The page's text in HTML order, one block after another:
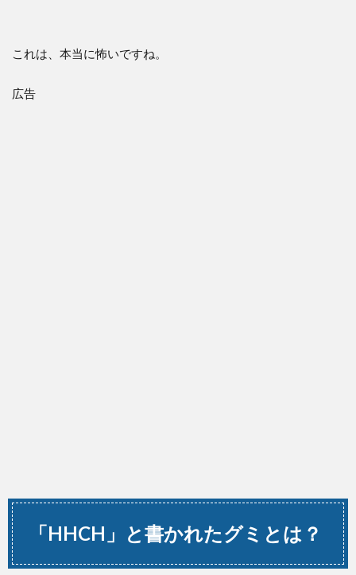
これは、本当に怖いですね。
広告
「HHCH」と書かれたグミとは？